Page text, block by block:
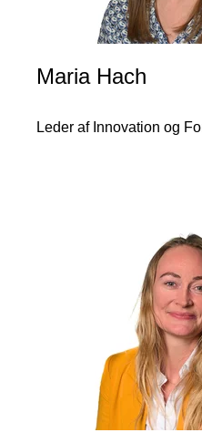
Maria Hach
Leder af Innovation og